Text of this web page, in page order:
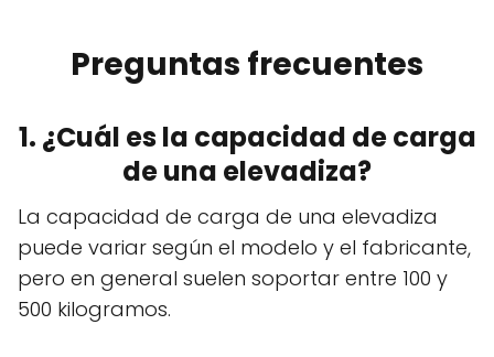
Preguntas frecuentes
1. ¿Cuál es la capacidad de carga
de una elevadiza?
La capacidad de carga de una elevadiza
puede variar según el modelo y el fabricante,
pero en general suelen soportar entre 100 y
500 kilogramos.